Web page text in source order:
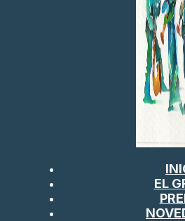
EL